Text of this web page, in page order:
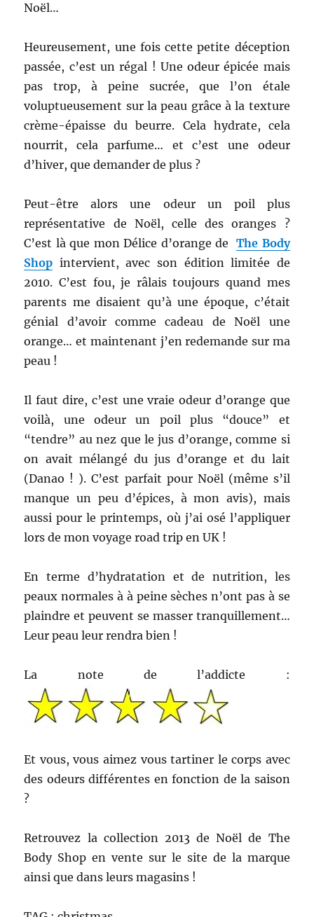
Noël…
Heureusement, une fois cette petite déception
passée, c’est un régal ! Une odeur épicée mais
pas trop, à peine sucrée, que l’on étale
voluptueusement sur la peau grâce à la texture
crème-épaisse du beurre. Cela hydrate, cela
nourrit, cela parfume… et c’est une odeur
d’hiver, que demander de plus ?
Peut-être alors une odeur un poil plus
représentative de Noël, celle des oranges ?
C’est là que mon Délice d’orange de
The Body
Shop intervient, avec son édition limitée de
2010. C’est fou, je râlais toujours quand mes
parents me disaient qu’à une époque, c’était
génial d’avoir comme cadeau de Noël une
orange… et maintenant j’en redemande sur ma
peau !
Il faut dire, c’est une vraie odeur d’orange que
voilà, une odeur un poil plus “douce” et
“tendre” au nez que le jus d’orange, comme si
on avait mélangé du jus d’orange et du lait
(Danao ! ). C’est parfait pour Noël (même s’il
manque un peu d’épices, à mon avis), mais
aussi pour le printemps, où j’ai osé l’appliquer
lors de mon voyage road trip en UK !
En terme d’hydratation et de nutrition, les
peaux normales à à peine sèches n’ont pas à se
plaindre et peuvent se masser tranquillement…
Leur peau leur rendra bien !
La note de l’addicte :
Et vous, vous aimez vous tartiner le corps avec
des odeurs différentes en fonction de la saison
?
Retrouvez la collection 2013 de Noël de The
Body Shop en vente sur le site de la marque
ainsi que dans leurs magasins !